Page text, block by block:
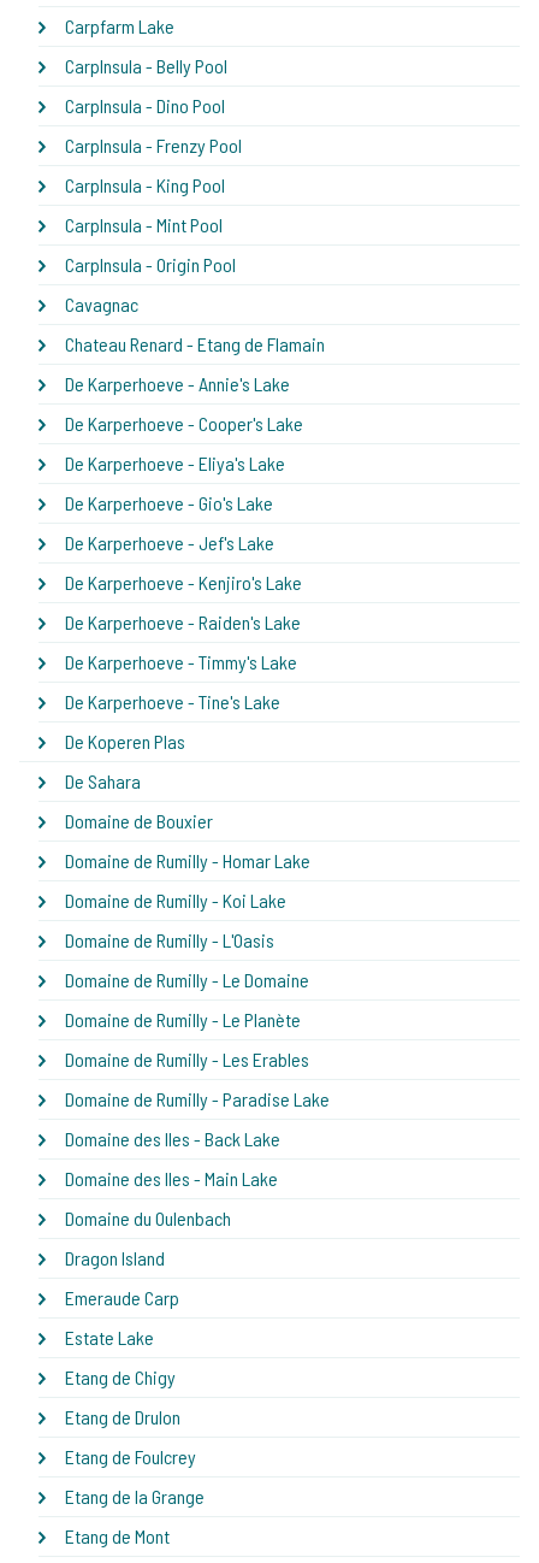
Carpfarm Lake
CarpInsula - Belly Pool
CarpInsula - Dino Pool
CarpInsula - Frenzy Pool
CarpInsula - King Pool
CarpInsula - Mint Pool
CarpInsula - Origin Pool
Cavagnac
Chateau Renard - Etang de Flamain
De Karperhoeve - Annie's Lake
De Karperhoeve - Cooper's Lake
De Karperhoeve - Eliya's Lake
De Karperhoeve - Gio's Lake
De Karperhoeve - Jef's Lake
De Karperhoeve - Kenjiro's Lake
De Karperhoeve - Raiden's Lake
De Karperhoeve - Timmy's Lake
De Karperhoeve - Tine's Lake
De Koperen Plas
De Sahara
Domaine de Bouxier
Domaine de Rumilly - Homar Lake
Domaine de Rumilly - Koi Lake
Domaine de Rumilly - L'Oasis
Domaine de Rumilly - Le Domaine
Domaine de Rumilly - Le Planète
Domaine de Rumilly - Les Erables
Domaine de Rumilly - Paradise Lake
Domaine des Iles - Back Lake
Domaine des Iles - Main Lake
Domaine du Oulenbach
Dragon Island
Emeraude Carp
Estate Lake
Etang de Chigy
Etang de Drulon
Etang de Foulcrey
Etang de la Grange
Etang de Mont